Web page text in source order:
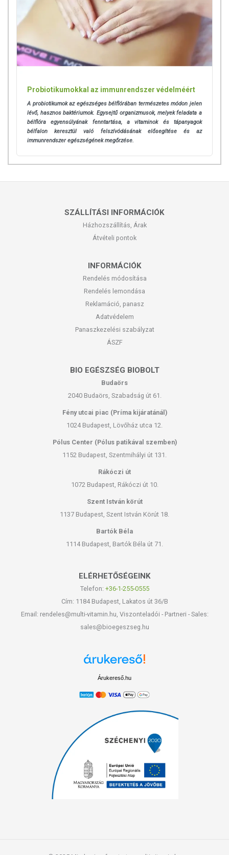
Probiotikumokkal az immunrendszer védelméért
A probiotikumok az egészséges bélflórában természetes módon jelen
lévő, hasznos baktériumok. Egysejtű organizmusok, melyek feladata a
bélflóra egyensúlyának fenntartása, a vitaminok és tápanyagok
bélfalon keresztül való felszívódásának elősegítése és az
immunrendszer egészségének megőrzése.
SZÁLLÍTÁSI INFORMÁCIÓK
Házhozszállítás, Árak
Átvételi pontok
INFORMÁCIÓK
Rendelés módosítása
Rendelés lemondása
Reklamáció, panasz
Adatvédelem
Panaszkezelési szabályzat
ÁSZF
BIO EGÉSZSÉG BIOBOLT
Budaörs
2040 Budaörs, Szabadság út 61.
Fény utcai piac (Príma kijáratánál)
1024 Budapest, Lövőház utca 12.
Pólus Center (Pólus patikával szemben)
1152 Budapest, Szentmihályi út 131.
Rákóczi út
1072 Budapest, Rákóczi út 10.
Szent István körút
1137 Budapest, Szent István Körút 18.
Bartók Béla
1114 Budapest, Bartók Béla út 71.
ELÉRHETŐSÉGEINK
Telefon: +36-1-255-0555
Cím: 1184 Budapest, Lakatos út 36/B
Email: rendeles@multi-vitamin.hu, Viszonteladói - Partneri - Sales:
sales@bioegeszseg.hu
Árukereső.hu